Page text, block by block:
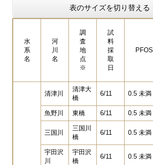
表のサイズを切り替える
水
系
名
河
川
名
調
査
地
点
※
試
料
採
取
日
PFOS
清津川
清津大
橋
6/11 0.5 未満
魚野川 東橋 6/11 0.5 未満
三国川
三国川
橋
6/11 0.5 未満
宇田沢
川
宇田沢
橋
6/11 0.5 未満